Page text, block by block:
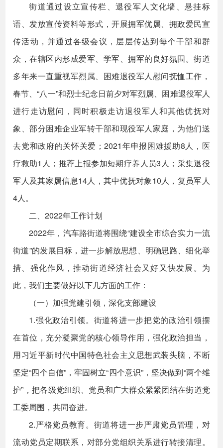
街道通过设立宣传栏、退役军人文化墙、悬挂标
语、发放宣传资料等形式，开展拥军优属、拥政爱民宣
传活动，并通过各级会议，层层传达到每个干部和群
众，在辖区内形成爱军、学军、拥军的良好氛围。街道
多年来一直重视军烈属、困难退役军人慰问抚恤工作，
春节、“八一”和烈士纪念日前夕对军烈属、困难退役军人
进行走访慰问，同时积极走访退役军人和其他优抚对
象、部分困难企业军转干部和现役军人家庭，为他们送
去党和政府的关怀关爱；2021年申报困难援助8人，医
疗救助1人；推荐上报参加短期疗养人员3人；采集退役
军人及其家属信息14人，其中优抚对象10人，复员军人
4人。
二、2022年工作计划
2022年，汽车路街道将围绕“建设全市综合实力一流
街道”的发展目标，进一步解放思想、明确思路、细化举
措、强化作风，推动街道经济社会又好又快发展。为
此，我们主要做好以下几方面的工作：
（一）加强党建引领，深化支部建设
1.强化政治引领。街道将进一步把党的政治引领摆
在首位，充分凝聚党的核心领导作用，强化政治担当，
用习近平新时代中国特色社会主义思想武装头脑，不断
坚定“四个自信”，牢固树立“四个意识”，坚决做到“两个维
护”，把各级党组织、党员和广大群众紧紧团结在街道党
工委周围，共同奋进。
2.严格党员教育。街道将进一步严肃党员管理，对
流动党员定期联系，对部分党组织关系进行转接清理。